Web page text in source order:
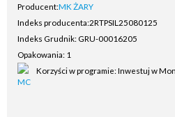
Producent:MK ŻARY
Indeks producenta:2RTPSIL25080125
Indeks Grudnik: GRU-00016205
Opakowania: 1
Korzyści w programie: Inwestuj w